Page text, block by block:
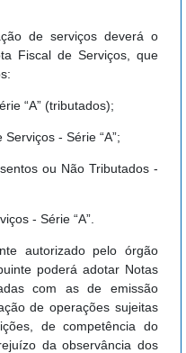
de serviços deverá o
Fiscal de Serviços, que
“A” (tributados);
- Série “A”;
ou Não Tributados -
- Série “A”.
autorizado pelo órgão
poderá adotar Notas
com as de emissão
de operações sujeitas
de competência do
da observância dos